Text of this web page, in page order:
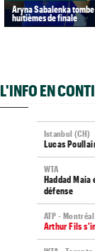
Aryna Sabalenka
huitièmes de finale
L'INFO EN
Istanbul (CH)
Lucas
WTA
Haddad Maia
défense
ATP - Montréal
Arthur Fils